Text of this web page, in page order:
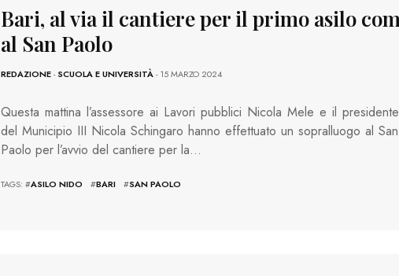
Bari, al via il cantiere per il primo asilo
al San Paolo
REDAZIONE-SCUOLA E UNIVERSITÀ- 15 MARZO 2024
Questa mattina l’assessore ai Lavori pubblici Nicola Mele e il presidente
del Municipio III Nicola Schingaro hanno effettuato un sopralluogo al San
Paolo per l’avvio del cantiere per la…
TAGS: #ASILO NIDO #BARI #SAN PAOLO